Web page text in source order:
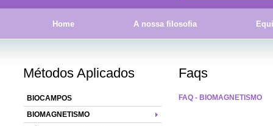
Home A nossa filosofia
Métodos Aplicados
BIOCAMPOS
BIOMAGNETISMO
Faqs
FAQ - BIOMAGNETISMO